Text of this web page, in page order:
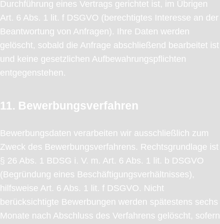
Durchführung eines Vertrags gerichtet ist, im Übrigen
Art. 6 Abs. 1 lit. f DSGVO (berechtigtes Interesse an der
Beantwortung von Anfragen). Ihre Daten werden
gelöscht, sobald die Anfrage abschließend bearbeitet ist
und keine gesetzlichen Aufbewahrungspflichten
entgegenstehen.
11. Bewerbungsverfahren
Bewerbungsdaten verarbeiten wir ausschließlich zum
Zweck des Bewerbungsverfahrens. Rechtsgrundlage ist
§ 26 Abs. 1 BDSG i. V. m. Art. 6 Abs. 1 lit. b DSGVO
(Begründung eines Beschäftigungsverhältnisses),
hilfsweise Art. 6 Abs. 1 lit. f DSGVO. Nicht
berücksichtigte Bewerbungen werden spätestens sechs
Monate nach Abschluss des Verfahrens gelöscht, sofern